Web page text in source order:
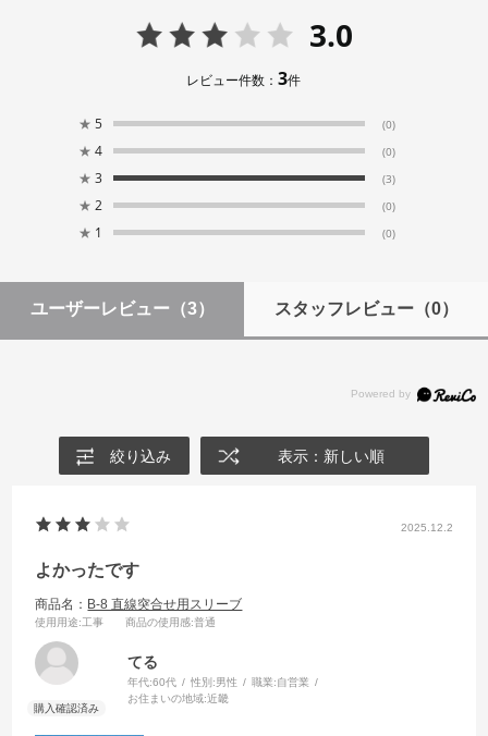
3.0
レビュー件数：3件
★ 5 (0)
★ 4 (0)
★ 3 (3)
★ 2 (0)
★ 1 (0)
ユーザーレビュー （3） スタッフレビュー（0）
絞り込み 表示：新しい順
2025.12.2
よかったです
商品名： B-8 直線突合せ用スリーブ
使用用途:工事 商品の使用感:普通
てる
年代:60代 性別:男性 職業:自営業
お住まいの地域:近畿